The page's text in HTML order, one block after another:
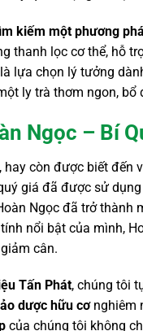
kiếm một phương
thanh lọc cơ thể, hỗ
lựa chọn lý tưởng
ly trà thơm ngon,
Ngọc – Bí
hay còn được biết đến
giá đã được sử
Ngọc đã trở thành
nổi bật của mình,
cân.
Tấn Phát, chúng tôi
dược hữu cơnghiêm
của chúng tôi không